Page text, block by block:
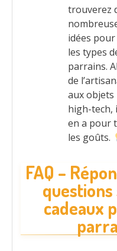
trouverez
idées
les types
parrains.
de
aux objets
high-tech,
en a pour
les goûts.
FAQ –
cadeaux